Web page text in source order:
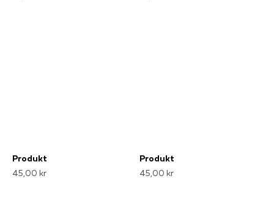
Produkt
45,00 kr
Produkt
45,00 kr